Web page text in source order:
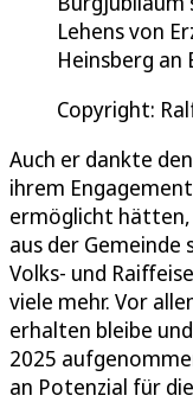
Lehens von
Heinsberg an
Copyright:
Auch er dankte
ihrem
ermöglicht hätten,
aus der Gemeinde
Volks- und
viele mehr. Vor
erhalten bleibe
2025
an Potenzial für